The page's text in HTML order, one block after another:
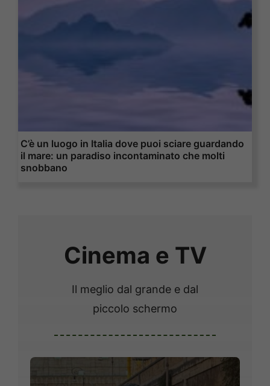
C’è un luogo in Italia dove puoi sciare guardando
il mare: un paradiso incontaminato che molti
snobbano
Cinema e TV
Il meglio dal grande e dal
piccolo schermo